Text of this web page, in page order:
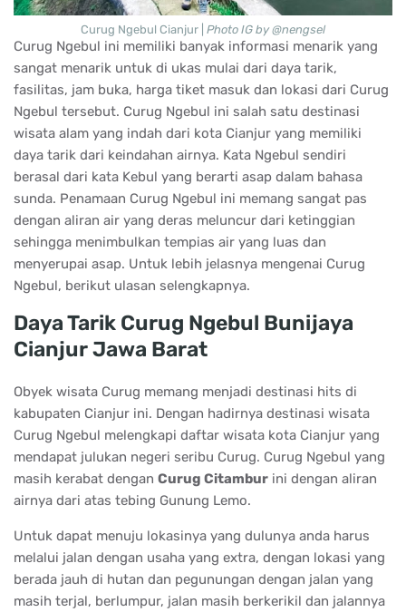
Curug Ngebul Cianjur | Photo IG by @nengsel
Curug Ngebul ini memiliki banyak informasi menarik yang
sangat menarik untuk di ukas mulai dari daya tarik,
fasilitas, jam buka, harga tiket masuk dan lokasi dari Curug
Ngebul tersebut. Curug Ngebul ini salah satu destinasi
wisata alam yang indah dari kota Cianjur yang memiliki
daya tarik dari keindahan airnya. Kata Ngebul sendiri
berasal dari kata Kebul yang berarti asap dalam bahasa
sunda. Penamaan Curug Ngebul ini memang sangat pas
dengan aliran air yang deras meluncur dari ketinggian
sehingga menimbulkan tempias air yang luas dan
menyerupai asap. Untuk lebih jelasnya mengenai Curug
Ngebul, berikut ulasan selengkapnya.
Daya Tarik Curug Ngebul Bunijaya
Cianjur Jawa Barat
Obyek wisata Curug memang menjadi destinasi hits di
kabupaten Cianjur ini. Dengan hadirnya destinasi wisata
Curug Ngebul melengkapi daftar wisata kota Cianjur yang
mendapat julukan negeri seribu Curug. Curug Ngebul yang
masih kerabat dengan Curug Citambur ini dengan aliran
airnya dari atas tebing Gunung Lemo.
Untuk dapat menuju lokasinya yang dulunya anda harus
melalui jalan dengan usaha yang extra, dengan lokasi yang
berada jauh di hutan dan pegunungan dengan jalan yang
masih terjal, berlumpur, jalan masih berkerikil dan jalannya